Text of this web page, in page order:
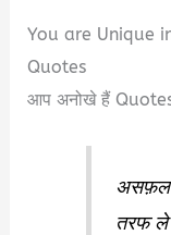
You are Unique
Quotes
आप अनोखे हैं
तरफ ले